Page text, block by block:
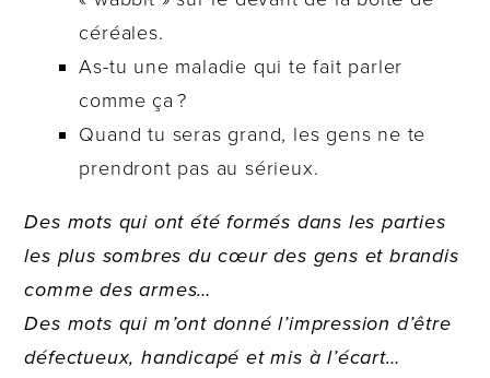
céréales.
As-tu une maladie qui te fait parler
comme ça ?
Quand tu seras grand, les gens ne te
prendront pas au sérieux.
Des mots qui ont été formés dans les parties
les plus sombres du cœur des gens et brandis
comme des armes…
Des mots qui m’ont donné l’impression d’être
défectueux, handicapé et mis à l’écart…